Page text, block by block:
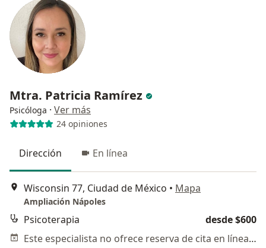
Mtra. Patricia Ramírez
Psicóloga · Ver más
24 opiniones
Dirección En línea
Wisconsin 77, Ciudad de México • Mapa
Ampliación Nápoles
Psicoterapia
desde $600
Este especialista no ofrece reserva de cita en línea en esta dirección.